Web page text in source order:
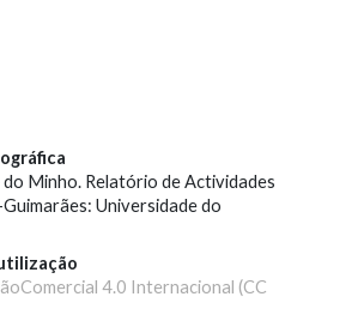
Minho. Relatório de Actividades
Universidade do
4.0 Internacional (CC